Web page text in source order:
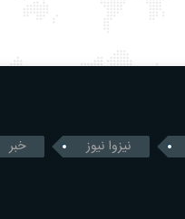
نیزوا نیوز خبر